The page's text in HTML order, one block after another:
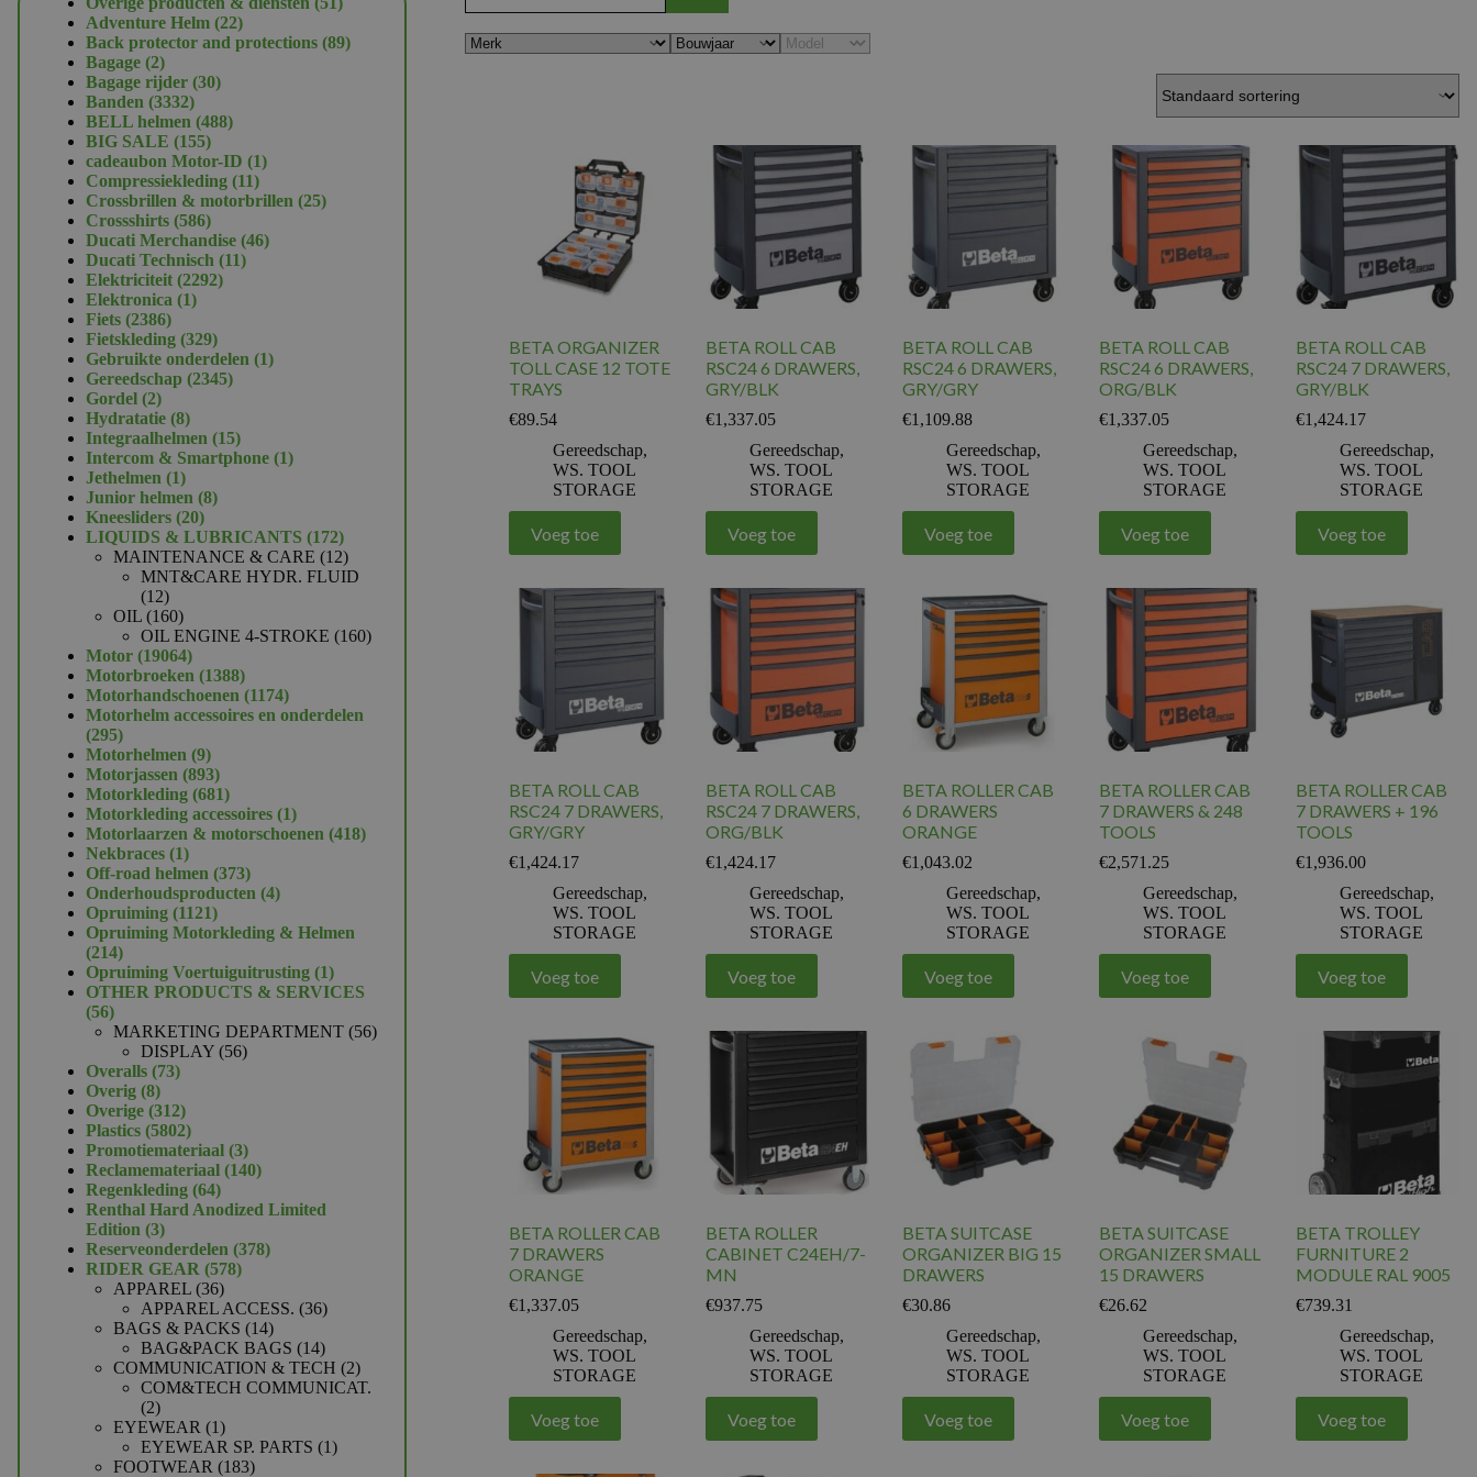
BETA ORGANIZER
TOLL CASE 12 TOTE
TRAYS
€89.54
Gereedschap,
WS. TOOL
STORAGE
Voeg toe
BETA ROLL CAB
RSC24 6 DRAWERS,
GRY/BLK
€1,337.05
Gereedschap,
WS. TOOL
STORAGE
Voeg toe
BETA ROLL CAB
RSC24 6 DRAWERS,
GRY/GRY
€1,109.88
Gereedschap,
WS. TOOL
STORAGE
Voeg toe
BETA ROLL CAB
RSC24 6 DRAWERS,
ORG/BLK
€1,337.05
Gereedschap,
WS. TOOL
STORAGE
Voeg toe
BETA ROLL CAB
RSC24 7 DRAWERS,
GRY/BLK
€1,424.17
Gereedschap,
WS. TOOL
STORAGE
Voeg toe
BETA ROLL CAB
RSC24 7 DRAWERS,
GRY/GRY
€1,424.17
Gereedschap,
WS. TOOL
STORAGE
Voeg toe
BETA ROLL CAB
RSC24 7 DRAWERS,
ORG/BLK
€1,424.17
Gereedschap,
WS. TOOL
STORAGE
Voeg toe
BETA ROLLER CAB
6 DRAWERS
ORANGE
€1,043.02
Gereedschap,
WS. TOOL
STORAGE
Voeg toe
BETA ROLLER CAB
7 DRAWERS & 248
TOOLS
€2,571.25
Gereedschap,
WS. TOOL
STORAGE
Voeg toe
BETA ROLLER CAB
7 DRAWERS + 196
TOOLS
€1,936.00
Gereedschap,
WS. TOOL
STORAGE
Voeg toe
BETA ROLLER CAB
7 DRAWERS
ORANGE
€1,337.05
Gereedschap,
WS. TOOL
STORAGE
Voeg toe
BETA ROLLER
CABINET C24EH/7-
MN
€937.75
Gereedschap,
WS. TOOL
STORAGE
Voeg toe
BETA SUITCASE
ORGANIZER BIG 15
DRAWERS
€30.86
Gereedschap,
WS. TOOL
STORAGE
Voeg toe
BETA SUITCASE
ORGANIZER SMALL
15 DRAWERS
€26.62
Gereedschap,
WS. TOOL
STORAGE
Voeg toe
BETA TROLLEY
FURNITURE 2
MODULE RAL 9005
€739.31
Gereedschap,
WS. TOOL
STORAGE
Voeg toe
Adventure Helm 2222
producten
Back protector and protections 8989
Bagage 22
producten
Bagage rijder 3030
Banden 33323332
producten
BELL helmen 488488
BIG SALE 155155
producten
cadeaubon Motor-ID 11
Compressiekleding 1111
producten
Crossbrillen & motorbrillen 2525
Crossshirts 586586
producten
Ducati Merchandise 4646
Ducati Technisch 1111
Elektriciteit 22922292
Elektronica 11
Fiets 23862386
producten
Fietskleding 329329
producten
Gebruikte onderdelen 11
Gereedschap 23452345
Gordel 22
producten
Hydratatie 88
producten
Integraalhelmen 1515
producten
Intercom & Smartphone 11
Jethelmen 11
product
Junior helmen 88
Kneesliders 2020
producten
LIQUIDS & LUBRICANTS 172172
producten
MAINTENANCE & CARE 1212
producten
MNT&CARE HYDR. FLUID
1212
producten
OIL 160160
producten
OIL ENGINE 4-STROKE 160160
Motor 1906419064
producten
Motorbroeken 13881388
producten
Motorhandschoenen 11741174
producten
Motorhelm accessoires en onderdelen
295295
producten
Motorhelmen 99
producten
Motorjassen 893893
producten
Motorkleding 681681
producten
Motorkleding accessoires 11
product
Motorlaarzen & motorschoenen 418418
Nekbraces 11
product
Off-road helmen 373373
producten
Onderhoudsproducten 44
Opruiming 11211121
producten
Opruiming Motorkleding & Helmen
214214
producten
Opruiming Voertuiguitrusting 11
product
OTHER PRODUCTS & SERVICES
5656
producten
MARKETING DEPARTMENT 5656
DISPLAY 5656
Overalls 7373
Overig 88
producten
Overige 312312
producten
Plastics 58025802
producten
Promotiemateriaal 33
producten
Reclamemateriaal 140140
Regenkleding 6464
producten
Renthal Hard Anodized Limited
Edition 33
producten
Reserveonderdelen 378378
RIDER GEAR 578578
APPAREL 3636
producten
APPAREL ACCESS. 3636
BAGS & PACKS 1414
producten
BAG&PACK BAGS 1414
producten
COMMUNICATION & TECH 22
producten
COM&TECH COMMUNICAT.
22
producten
EYEWEAR 11
product
EYEWEAR SP. PARTS 11
FOOTWEAR 183183